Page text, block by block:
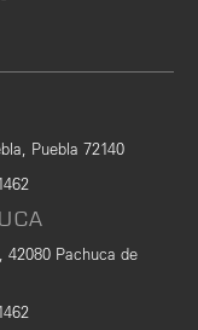
Puebla 72140
42080 Pachuca de